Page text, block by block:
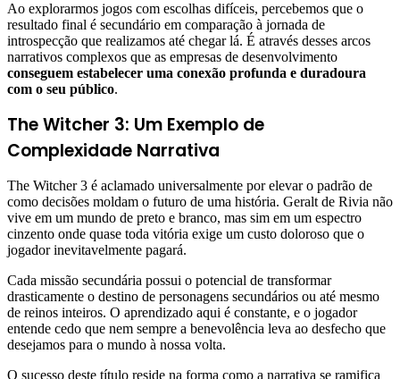
Ao explorarmos jogos com escolhas difíceis, percebemos que o
resultado final é secundário em comparação à jornada de
introspecção que realizamos até chegar lá. É através desses arcos
narrativos complexos que as empresas de desenvolvimento
conseguem estabelecer uma conexão profunda e duradoura
com o seu público.
The Witcher 3: Um Exemplo de
Complexidade Narrativa
The Witcher 3 é aclamado universalmente por elevar o padrão de
como decisões moldam o futuro de uma história. Geralt de Rivia não
vive em um mundo de preto e branco, mas sim em um espectro
cinzento onde quase toda vitória exige um custo doloroso que o
jogador inevitavelmente pagará.
Cada missão secundária possui o potencial de transformar
drasticamente o destino de personagens secundários ou até mesmo
de reinos inteiros. O aprendizado aqui é constante, e o jogador
entende cedo que nem sempre a benevolência leva ao desfecho que
desejamos para o mundo à nossa volta.
O sucesso deste título reside na forma como a narrativa se ramifica